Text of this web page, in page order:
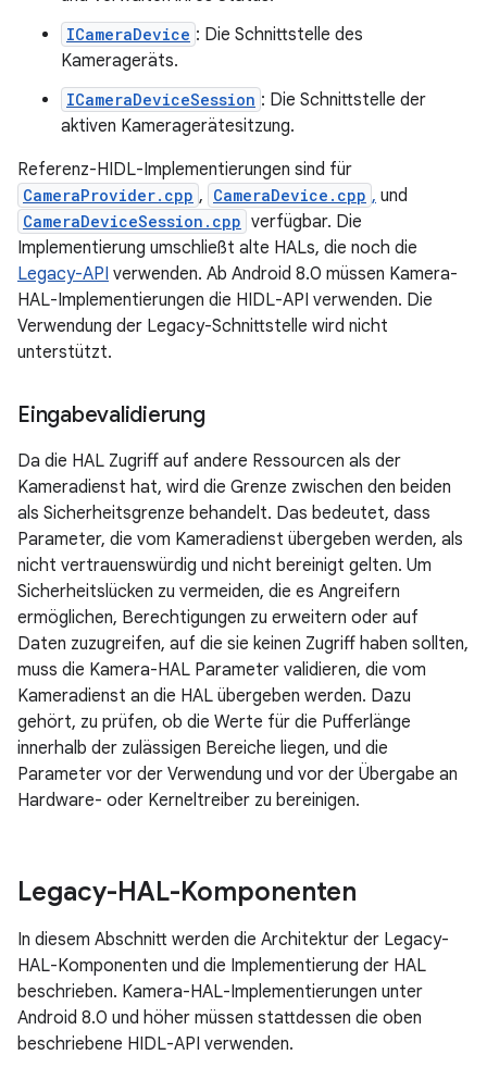
ICameraDevice : Die Schnittstelle des
Kamerageräts.
ICameraDeviceSession : Die Schnittstelle der
aktiven Kameragerätesitzung.
Referenz-HIDL-Implementierungen sind für
CameraProvider.cpp , CameraDevice.cpp , und
CameraDeviceSession.cpp verfügbar. Die
Implementierung umschließt alte HALs, die noch die
Legacy-API verwenden. Ab Android 8.0 müssen Kamera-
HAL-Implementierungen die HIDL-API verwenden. Die
Verwendung der Legacy-Schnittstelle wird nicht
unterstützt.
Eingabevalidierung
Da die HAL Zugriff auf andere Ressourcen als der
Kameradienst hat, wird die Grenze zwischen den beiden
als Sicherheitsgrenze behandelt. Das bedeutet, dass
Parameter, die vom Kameradienst übergeben werden, als
nicht vertrauenswürdig und nicht bereinigt gelten. Um
Sicherheitslücken zu vermeiden, die es Angreifern
ermöglichen, Berechtigungen zu erweitern oder auf
Daten zuzugreifen, auf die sie keinen Zugriff haben sollten,
muss die Kamera-HAL Parameter validieren, die vom
Kameradienst an die HAL übergeben werden. Dazu
gehört, zu prüfen, ob die Werte für die Pufferlänge
innerhalb der zulässigen Bereiche liegen, und die
Parameter vor der Verwendung und vor der Übergabe an
Hardware- oder Kerneltreiber zu bereinigen.
Legacy-HAL-Komponenten
In diesem Abschnitt werden die Architektur der Legacy-
HAL-Komponenten und die Implementierung der HAL
beschrieben. Kamera-HAL-Implementierungen unter
Android 8.0 und höher müssen stattdessen die oben
beschriebene HIDL-API verwenden.